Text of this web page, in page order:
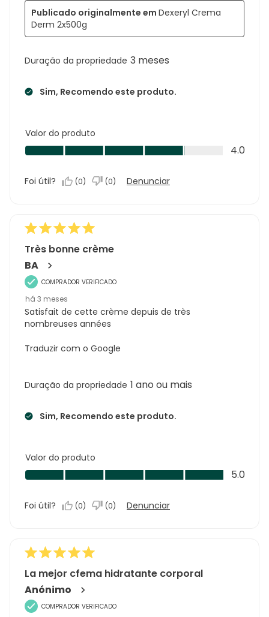
Duração da propriedade 3 meses
Sim, Recomendo este produto.
Publicado originalmente em Dexeryl Crema
Derm 2x500g
Valor do produto
Valor
do
4.0
4.0
Foi útil? (0) (0) Denunciar
Très bonne crème
BA
COMPRADOR VERIFICADO
há 3 meses
Satisfait de cette crème depuis de très
nombreuses années
Traduzir com o Google
Duração da propriedade 1 ano ou mais
Sim, Recomendo este produto.
Valor do produto
Valor
do
5.0
5.0
Foi útil? (0) (0) Denunciar
La mejor cfema hidratante corporal
Anónimo
COMPRADOR VERIFICADO